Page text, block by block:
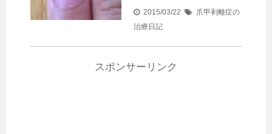
2015/03/22
爪甲剥離症の
治療日記
スポンサーリンク